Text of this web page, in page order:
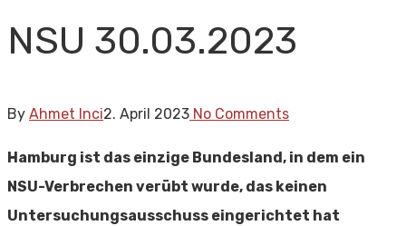
NSU 30.03.2023
By Ahmet Inci2. April 2023 No Comments
Hamburg ist das einzige Bundesland, in dem ein
NSU-Verbrechen verübt wurde, das keinen
Untersuchungsausschuss eingerichtet hat